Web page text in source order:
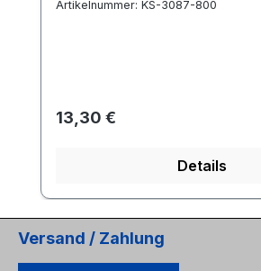
Artikelnummer: KS-3087-800
Regulärer Preis:
13,30 €
Details
Versand / Zahlung